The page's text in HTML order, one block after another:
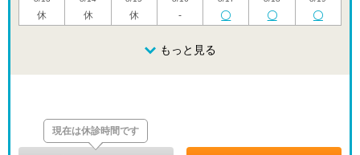
休 休 休 -
8/23
9/3
金
9/4
土
9/5
9/7
9/8
9/9
もっと見る
現在は休診時間です